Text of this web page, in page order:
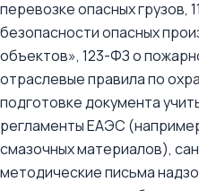
перевозке опасных
безопасности опасных
объектов», 123-ФЗ о
отраслевые правила по
подготовке документа
регламенты ЕАЭС
смазочных материалов),
методические письма